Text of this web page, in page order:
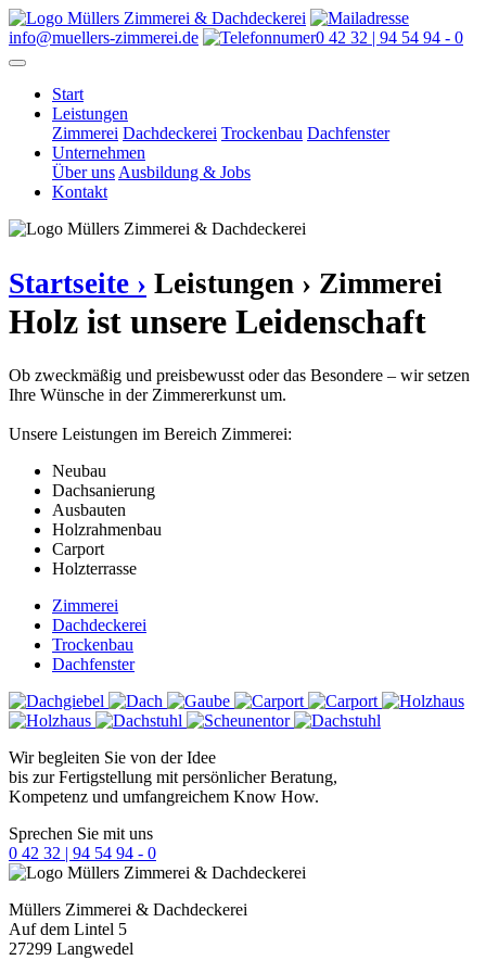
info@muellers-zimmerei.de 0 42 32 | 94 54 94 - 0
Start
Leistungen
Zimmerei Dachdeckerei Trockenbau Dachfenster
Unternehmen
Über uns Ausbildung & Jobs
Kontakt
Startseite › Leistungen › Zimmerei
Holz ist unsere Leidenschaft
Ob zweckmäßig und preisbewusst oder das Besondere – wir setzen
Ihre Wünsche in der Zimmererkunst um.
Unsere Leistungen im Bereich Zimmerei:
Neubau
Dachsanierung
Ausbauten
Holzrahmenbau
Carport
Holzterrasse
Zimmerei
Dachdeckerei
Trockenbau
Dachfenster
Wir begleiten Sie von der Idee
bis zur Fertigstellung mit persönlicher Beratung,
Kompetenz und umfangreichem Know How.
Sprechen Sie mit uns
0 42 32 | 94 54 94 - 0
Müllers Zimmerei & Dachdeckerei
Auf dem Lintel 5
27299 Langwedel